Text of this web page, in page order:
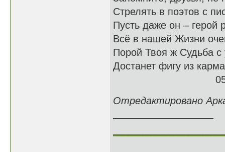
Стрелять в поэтов с
Пусть даже он – герой
Всё в нашей Жизни
Порой Твоя ж Судьба с
Достанет фигу из
Отредактировано